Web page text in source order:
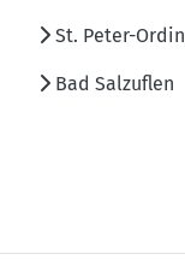
St. Peter-
Bad Salzuflen